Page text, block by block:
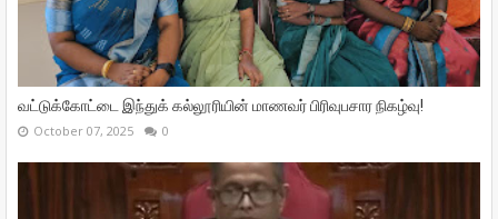
வட்டுக்கோட்டை இந்துக் கல்லூரியின் மாணவர் பிரிவுபசார நிகழ்வு!
October 07, 2025 0